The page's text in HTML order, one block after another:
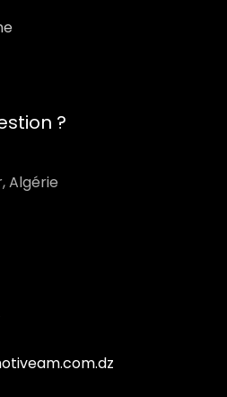
?
Algérie